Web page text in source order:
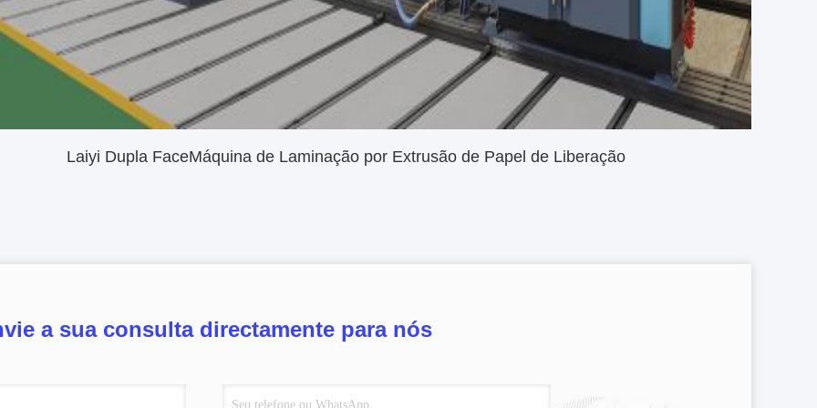
Laiyi Dupla FaceMáquina de Laminação por Extrusão de Papel de Liberação
a sua consulta directamente para nós